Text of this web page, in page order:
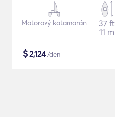
Motorový katamarán
37 ft
11 m
$2,124/den